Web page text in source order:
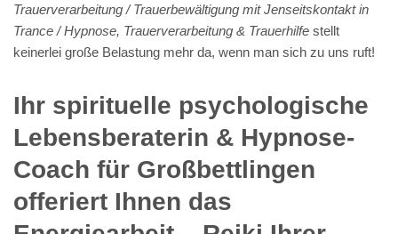
Trauerverarbeitung / Trauerbewältigung mit Jenseitskontakt in
Trance / Hypnose, Trauerverarbeitung & Trauerhilfe stellt
keinerlei große Belastung mehr da, wenn man sich zu uns ruft!
Ihr spirituelle psychologische
Lebensberaterin & Hypnose-
Coach für Großbettlingen
offeriert Ihnen das